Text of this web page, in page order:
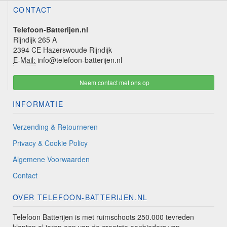
CONTACT
Telefoon-Batterijen.nl
Rijndijk 265 A
2394 CE Hazerswoude Rijndijk
E-Mail: info@telefoon-batterijen.nl
Neem contact met ons op
INFORMATIE
Verzending & Retourneren
Privacy & Cookie Policy
Algemene Voorwaarden
Contact
OVER TELEFOON-BATTERIJEN.NL
Telefoon Batterijen is met ruimschoots 250.000 tevreden